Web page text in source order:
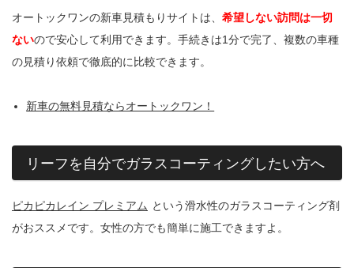
オートックワンの新車見積もりサイトは、 希望しない訪問は一切
ないので安心して利用できます。手続きは1分で完了、複数の車種
の見積り依頼で徹底的に比較できます。
新車の無料見積ならオートックワン！
リーフを自分でガラスコーティングしたい方へ
ピカピカレイン プレミアム という滑水性のガラスコーティング剤
がおススメです。女性の方でも簡単に施工できますよ。